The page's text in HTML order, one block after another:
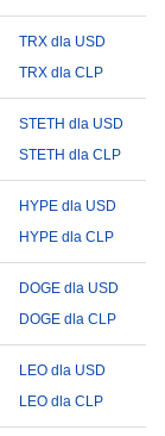
TRX dla USD
TRX dla CLP
STETH dla USD
STETH dla CLP
HYPE dla USD
HYPE dla CLP
DOGE dla USD
DOGE dla CLP
LEO dla USD
LEO dla CLP